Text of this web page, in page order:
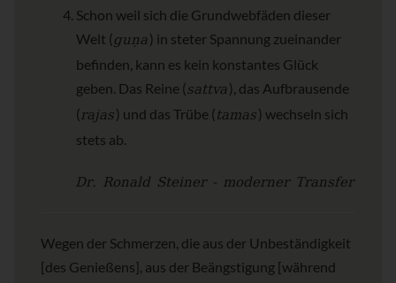
Schon weil sich die Grundwebfäden dieser
Welt (guṇa ) in steter Spannung zueinander
befinden, kann es kein konstantes Glück
geben. Das Reine (sattva ), das Aufbrausende
(rajas) und das Trübe (tamas) wechseln sich
stets ab.
Dr. Ronald Steiner - moderner Transfer
Wegen der Schmerzen, die aus der Unbeständigkeit
[des Genießens], aus der Beängstigung [während